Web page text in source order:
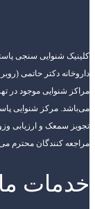
کلینیک شنوایی سنجی
مراکز شنوایی موجود در
می‌باشد. مرکز شنوایی
مراجعه کنندگان محترم
خدمات ما